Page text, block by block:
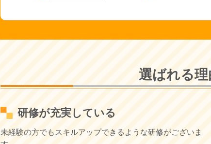
選ばれる理
研修が充実している
未経験の方でもスキルアップできるような研修がございま